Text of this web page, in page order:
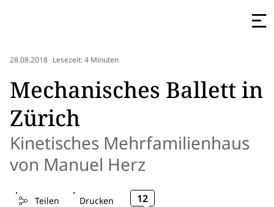
28.08.2018 Lesezeit: 4 Minuten
Mechanisches Ballett in
Zürich
Kinetisches Mehrfamilienhaus
von Manuel Herz
Teilen Drucken 12